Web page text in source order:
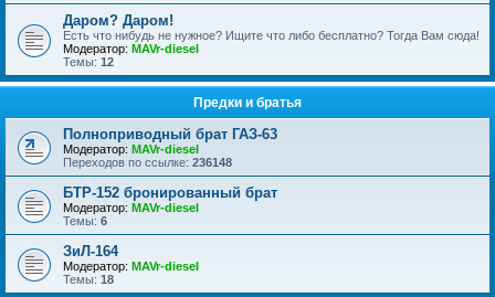
Даром? Даром!
Есть что нибудь не нужное? Ищите что либо бесплатно? Тогда Вам сюда!
Модератор: MAVr-diesel
Темы: 12
Предки и братья
Полноприводный брат ГАЗ-63
Модератор: MAVr-diesel
Переходов по ссылке: 236148
БТР-152 бронированный брат
Модератор: MAVr-diesel
Темы: 6
ЗиЛ-164
Модератор: MAVr-diesel
Темы: 18